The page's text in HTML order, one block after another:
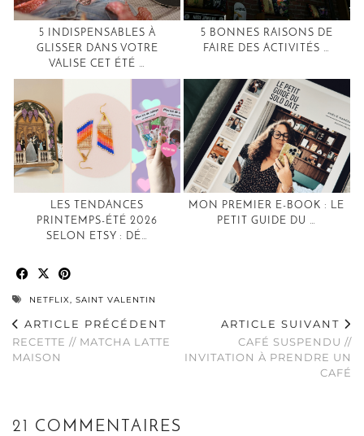
5 INDISPENSABLES À
GLISSER DANS VOTRE
VALISE CET ÉTÉ …
5 BONNES RAISONS DE
FAIRE DES ACTIVITÉS …
LES TENDANCES
PRINTEMPS-ÉTÉ 2026
SELON ETSY : DÉ…
MON PREMIER E-BOOK : LE
PETIT GUIDE DU …
NETFLIX SAINT VALENTIN
ARTICLE PRÉCÉDENT
RECETTE // MATCHA LATTE
MAISON
ARTICLE SUIVANT
CAFÉ SUSPENDU //
INVITATION À PRENDRE UN
CAFÉ
21 COMMENTAIRES